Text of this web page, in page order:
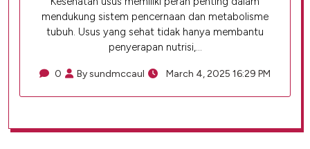
mendukung sistem pencernaan dan metabolisme
tubuh. Usus yang sehat tidak hanya membantu
penyerapan nutrisi,…
0 By sundmccaul March 4, 2025 16:29 PM